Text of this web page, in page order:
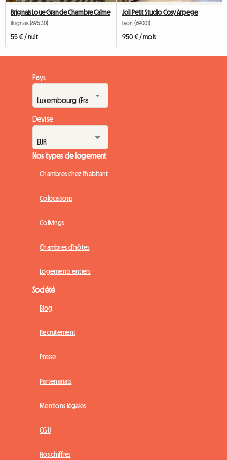
Brignais Loue Grande Chambre Calme
Brignais (69530)
55 € / nuit
Joli Petit Studio Cosy Arpege
Lyon (69001)
950 € / mois
Pays
Devise
Nos types de logement
Chambres chez l'habitant
Colocations
Colivings
Chambres d'hôtes
Logements entiers
Société
Blog
Recrutement
Presse
Partenariats
Mentions légales
CGU
Nos chiffres